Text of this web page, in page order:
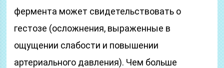
фермента может свидетельствовать о
гестозе (осложнения, выраженные в
ощущении слабости и повышении
артериального давления). Чем больше